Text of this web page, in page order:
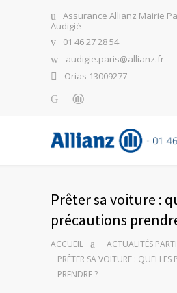
Assurance Allianz Mairie
Audigié
01 46 27 28 54
audigie.paris@allianz.fr
Orias 13009277
Prêter sa voiture :
précautions
ACCUEIL
ACTUALITÉS
PRÊTER SA VOITURE : QUELLES
PRENDRE ?